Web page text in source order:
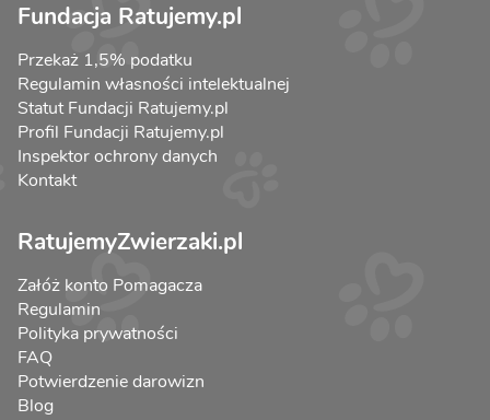
Fundacja Ratujemy.pl
Przekaż 1,5% podatku
Regulamin własności intelektualnej
Statut Fundacji Ratujemy.pl
Profil Fundacji Ratujemy.pl
Inspektor ochrony danych
Kontakt
RatujemyZwierzaki.pl
Załóż konto Pomagacza
Regulamin
Polityka prywatności
FAQ
Potwierdzenie darowizn
Blog